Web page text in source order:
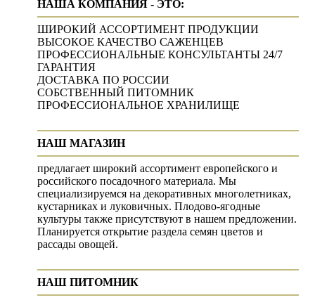
НАША КОМПАНИЯ - ЭТО:
ШИРОКИЙ АССОРТИМЕНТ ПРОДУКЦИИ
ВЫСОКОЕ КАЧЕСТВО САЖЕНЦЕВ
ПРОФЕССИОНАЛЬНЫЕ КОНСУЛЬТАНТЫ 24/7
ГАРАНТИЯ
ДОСТАВКА ПО РОССИИ
СОБСТВЕННЫЙ ПИТОМНИК
ПРОФЕССИОНАЛЬНОЕ ХРАНИЛИЩЕ
НАШ МАГАЗИН
предлагает широкий ассортимент европейского и
российского посадочного материала. Мы
специализируемся на декоративных многолетниках,
кустарниках и луковичных. Плодово-ягодные
культуры также присутствуют в нашем предложении.
Планируется открытие раздела семян цветов и
рассады овощей.
НАШ ПИТОМНИК